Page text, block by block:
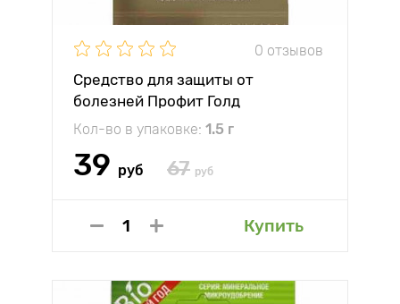
0 отзывов
Средство для защиты от
болезней Профит Голд
Кол-во в упаковке: 1.5 г
39 руб 67 руб
Купить